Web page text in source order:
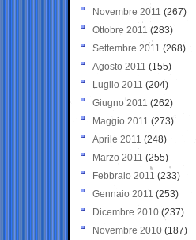
Novembre 2011 (267)
Ottobre 2011 (283)
Settembre 2011 (268)
Agosto 2011 (155)
Luglio 2011 (204)
Giugno 2011 (262)
Maggio 2011 (273)
Aprile 2011 (248)
Marzo 2011 (255)
Febbraio 2011 (233)
Gennaio 2011 (253)
Dicembre 2010 (237)
Novembre 2010 (187)